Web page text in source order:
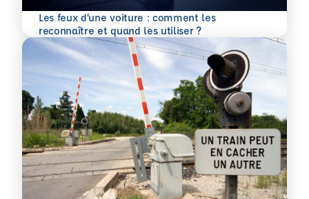
Les feux d’une voiture : comment les
reconnaître et quand les utiliser ?
En savoir plus